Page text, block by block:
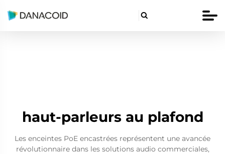

haut-parleurs au plafond
Les enceintes PoE encastrées représentent une avancée
révolutionnaire dans les solutions audio commerciales,